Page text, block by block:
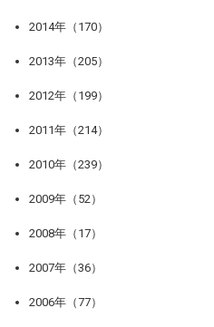
2014年（170）
2013年（205）
2012年（199）
2011年（214）
2010年（239）
2009年（52）
2008年（17）
2007年（36）
2006年（77）